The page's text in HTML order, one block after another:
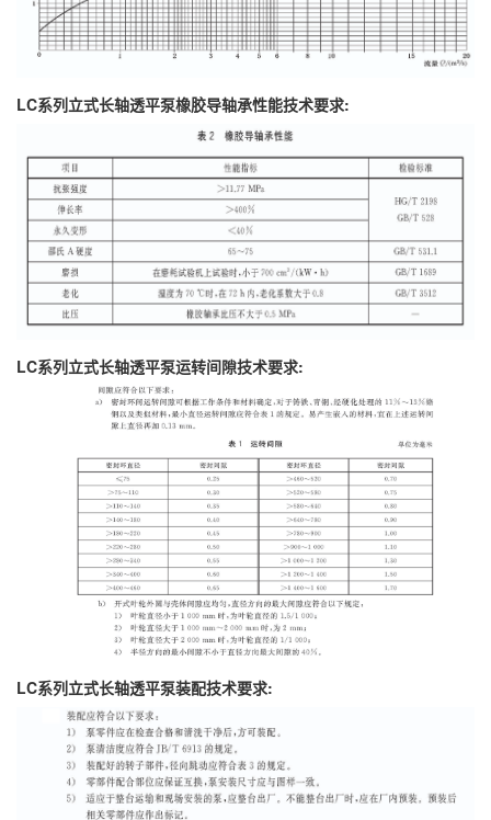
LC系列立式长轴透平泵橡胶导轴承性能技术要求:
LC系列立式长轴透平泵运转间隙技术要求:
LC系列立式长轴透平泵装配技术要求: